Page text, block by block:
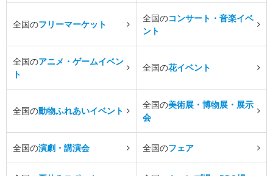
全国のフリーマーケット
全国のコンサート・音楽イベ
ント
全国のアニメ・ゲームイベン
ト
全国の花イベント
全国の動物ふれあいイベント
全国の美術展・博物展・展示
会
全国の演劇・講演会 全国のフェア